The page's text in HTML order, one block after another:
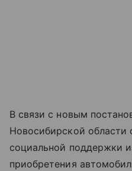
В связи с новым
Новосибирской области
социальной поддержки
приобретения